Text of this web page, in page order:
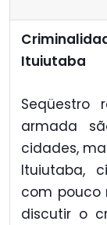
Ituiutaba
armada
cidades,
Ituiutaba,
com pouco
discutir o